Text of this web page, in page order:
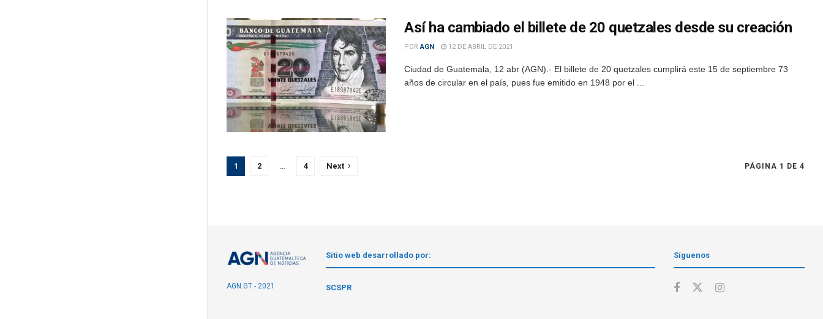
Así ha cambiado el billete de 20 quetzales desde su creación
POR AGN 12 DE ABRIL DE 2021
Ciudad de Guatemala, 12 abr (AGN).- El billete de 20 quetzales cumplirá este 15 de septiembre 73
años de circular en el país, pues fue emitido en 1948 por el ...
PÁGINA 1 DE 4
1 2 4 Next
AGN.GT - 2021
Sitio web desarrollado por:
SCSPR
Síguenos